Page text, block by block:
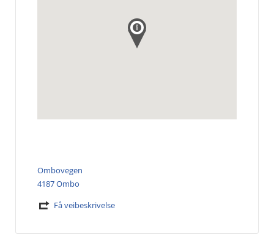
Ombovegen
4187 Ombo
Få veibeskrivelse